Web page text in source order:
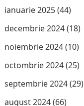
ianuarie 2025(44)
decembrie 2024(18)
noiembrie 2024(10)
octombrie 2024(25)
septembrie 2024(29)
august 2024(66)